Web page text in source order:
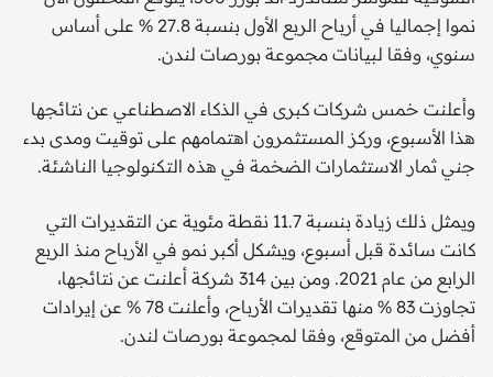
نموا إجماليا في أرباح الربع الأول بنسبة 27.8 % على أساس
سنوي، وفقا لبيانات مجموعة بورصات لندن.
وأعلنت خمس شركات كبرى في الذكاء الاصطناعي عن نتائجها
هذا الأسبوع، وركز المستثمرون اهتمامهم على توقيت ومدى بدء
جني ثمار الاستثمارات الضخمة في هذه التكنولوجيا الناشئة.
ويمثل ذلك زيادة بنسبة 11.7 نقطة مئوية عن التقديرات التي
كانت سائدة قبل أسبوع، ويشكل أكبر نمو في الأرباح منذ الربع
الرابع من عام 2021. ومن بين 314 شركة أعلنت عن نتائجها،
تجاوزت 83 % منها تقديرات الأرباح، وأعلنت 78 % عن إيرادات
أفضل من المتوقع، وفقا لمجموعة بورصات لندن.